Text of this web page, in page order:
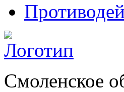
Смоленское